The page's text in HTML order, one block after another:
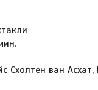
Схолтен ван Асхат,